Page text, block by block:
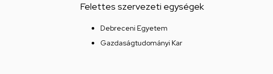
Felettes szervezeti egységek
Debreceni Egyetem
Gazdaságtudományi Kar